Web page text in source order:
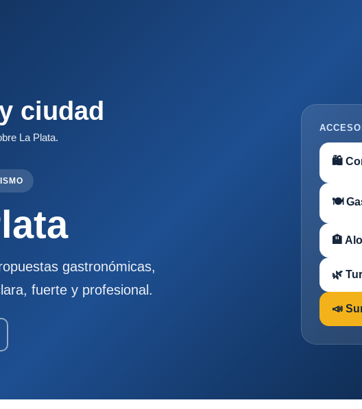
ciudad
La Plata.
gastronómicas,
fuerte y profesional.
🛍
🍽
🏨
🌿
📣